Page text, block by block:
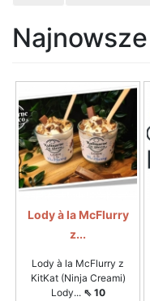
Lody à la McFlurry
z...
Lody à la McFlurry z
KitKat (Ninja Creami)
Lody... ⇖ 10